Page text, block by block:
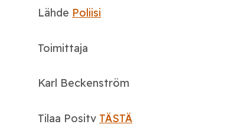
Lähde Poliisi
Toimittaja
Karl Beckenström
Tilaa Positv TÄSTÄ